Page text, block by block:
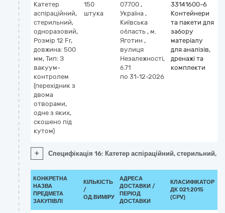
Катетер
аспіраційний,
стерильний,
одноразовий,
Розмір 12 Fr,
довжина: 500
мм, Тип: З
вакуум-
контролем
(перехідник з
двома
отворами,
одне з яких,
скошено під
кутом)
150
штука
07700 ,
Україна ,
Київська
область , м.
Яготин ,
вулиця
Незалежності,
б.71
по 31-12-2026
33141600-6
Контейнери
та пакети для
забору
матеріалу
для аналізів,
дренажі та
комплекти
+ Специфікація 16: Катетер аспіраційний,
КОНКРЕТНА
НАЗВА
ПРЕДМЕТА
ЗАКУПІВЛІ
КІЛЬКІСТЬ
/
ОД.ВИМІРУ
АДРЕСА
ДОСТАВКИ /
ПЕРІОД
ДОСТАВКИ
КЛАСИФІКАТОР
ДК 021:2015
(CPV)